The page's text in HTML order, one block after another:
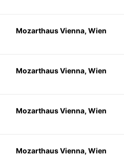
Mozarthaus Vienna, Wien
Mozarthaus Vienna, Wien
Mozarthaus Vienna, Wien
Mozarthaus Vienna, Wien